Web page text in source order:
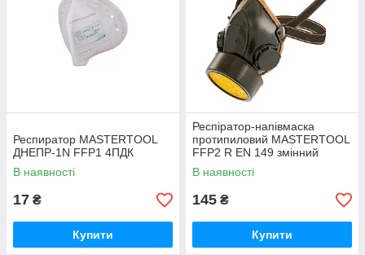
Респиратор MASTERTOOL
ДНЕПР-1N FFP1 4ПДК
В наявності
17 ₴
Купити
Респіратор-напівмаска
протипиловий MASTERTOOL
FFP2 R EN 149 змінний
протигазовий фільтр
В наявності
145 ₴
Купити